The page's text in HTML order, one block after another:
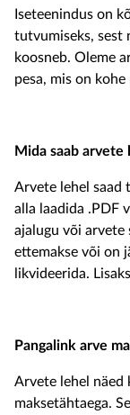
Iseteenindus on
tutvumiseks, sest
koosneb. Oleme
pesa, mis on
Mida saab arvete
Arvete lehel saad
alla laadida .PDF
ajalugu või arvete
ettemakse või on
likvideerida.
Pangalink arve
Arvete lehel näed
maksetähtaega.